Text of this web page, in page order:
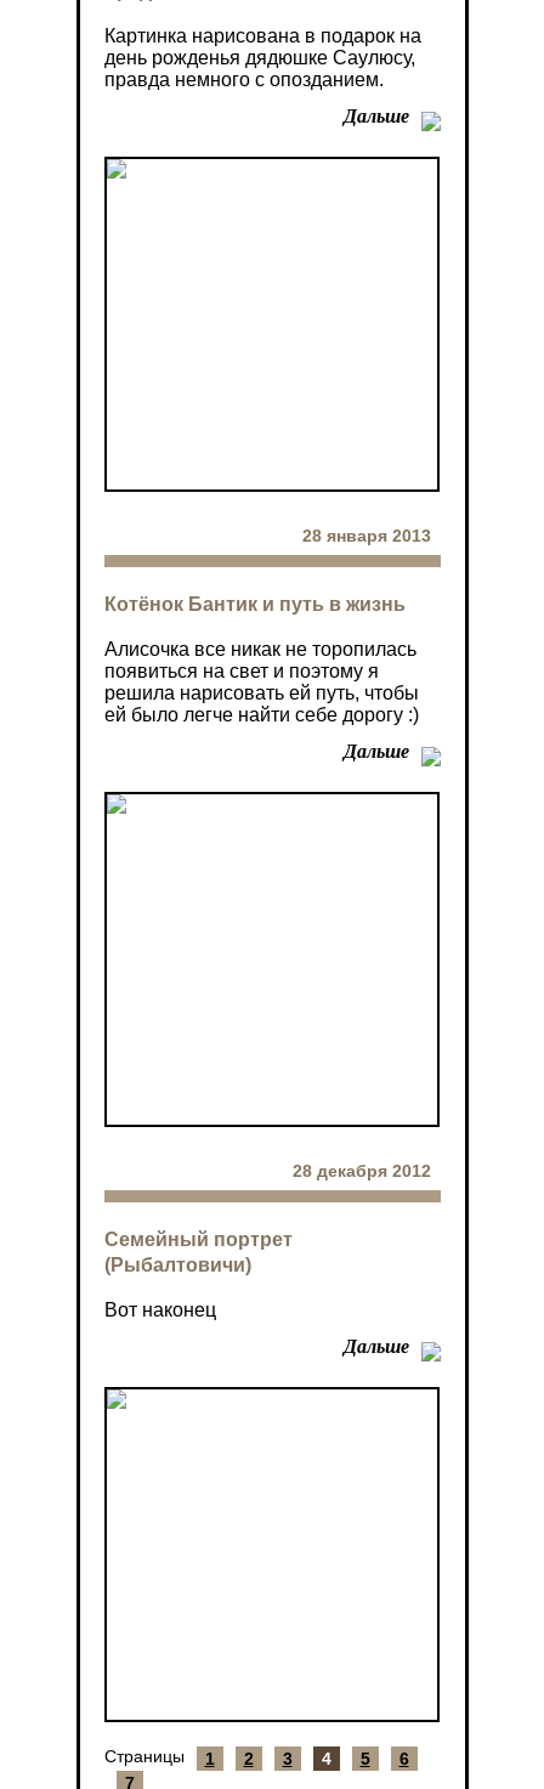
Картинка нарисована в подарок на
день рожденья дядюшке Саулюсу,
правда немного с опозданием.
Дальше
28 января 2013
Котёнок Бантик и путь в жизнь
Алисочка все никак не торопилась
появиться на свет и поэтому я
решила нарисовать ей путь, чтобы
ей было легче найти себе дорогу :)
Дальше
28 декабря 2012
Семейный портрет
(Рыбалтовичи)
Вот наконец
Дальше
Страницы 1 2 3 4 5
6
7